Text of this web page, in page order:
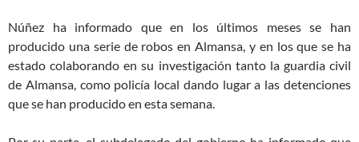
Núñez ha informado que en los últimos meses se han
producido una serie de robos en Almansa, y en los que se ha
estado colaborando en su investigación tanto la guardia civil
de Almansa, como policía local dando lugar a las detenciones
que se han producido en esta semana.